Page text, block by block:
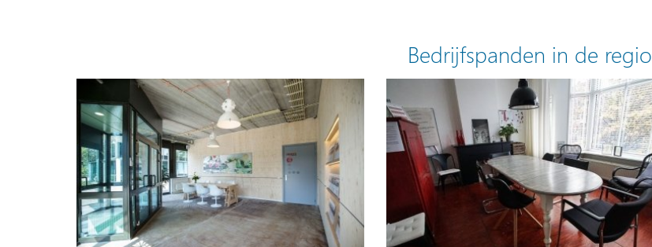
Bedrijfspanden in de regio